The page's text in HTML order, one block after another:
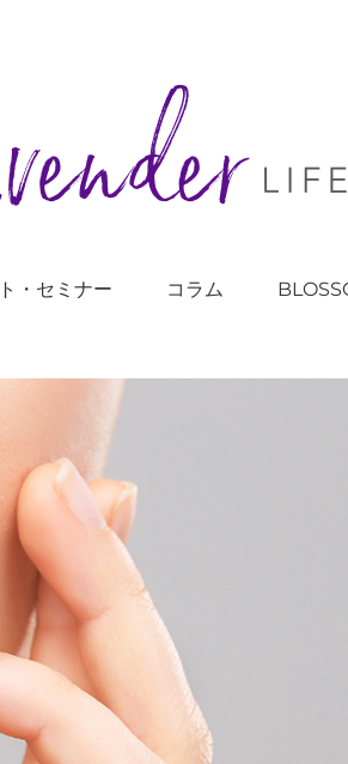
・セミナー コラム